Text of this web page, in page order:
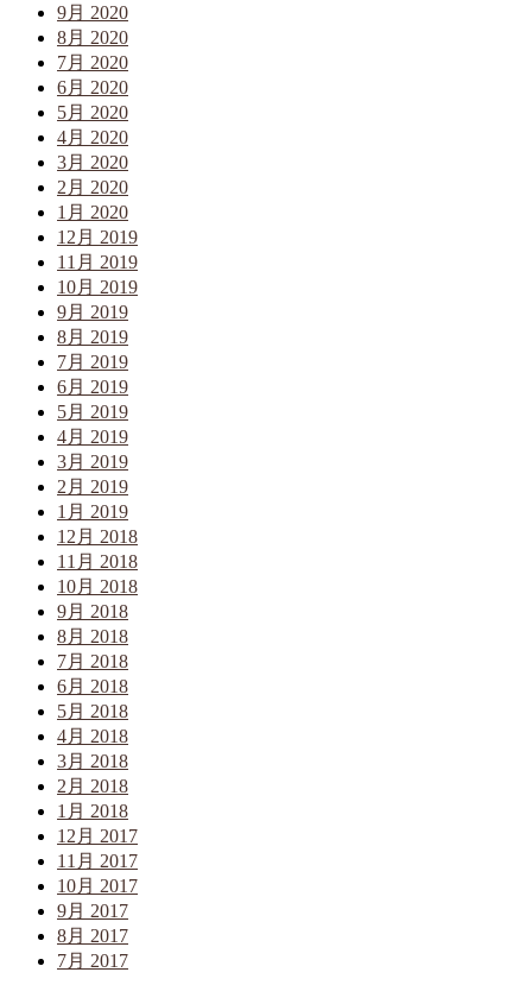
9月 2020
8月 2020
7月 2020
6月 2020
5月 2020
4月 2020
3月 2020
2月 2020
1月 2020
12月 2019
11月 2019
10月 2019
9月 2019
8月 2019
7月 2019
6月 2019
5月 2019
4月 2019
3月 2019
2月 2019
1月 2019
12月 2018
11月 2018
10月 2018
9月 2018
8月 2018
7月 2018
6月 2018
5月 2018
4月 2018
3月 2018
2月 2018
1月 2018
12月 2017
11月 2017
10月 2017
9月 2017
8月 2017
7月 2017